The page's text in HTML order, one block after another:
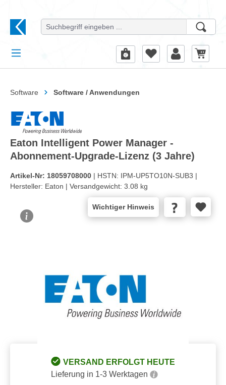
Software Software / Anwendungen
Eaton Intelligent Power Manager -
Abonnement-Upgrade-Lizenz (3 Jahre)
Artikel-Nr: 18059708000 | HSTN: IPM-UP5TO10N-SUB3 |
Hersteller: Eaton | Versandgewicht: 3.08 kg
Wichtiger Hinweis
VERSAND ERFOLGT HEUTE
Lieferung in 1-3 Werktagen